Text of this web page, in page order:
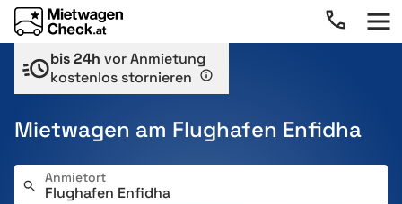
bis 24h vor Anmietung
kostenlos stornieren
Mietwagen am Flughafen Enfidha
Anmietort